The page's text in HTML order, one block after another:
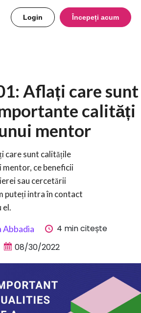
Login Începeți acum
Aflați care sunt
calități
mentor
care sunt calitățile
ce beneficii
sau cercetării
puteți intra în contact
el.
Abbadia
4 min citește
08/30/2022